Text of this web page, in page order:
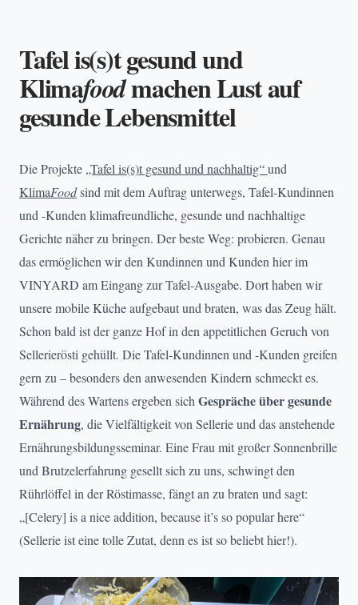
Tafel is(s)t gesund und
Klimafoodmachen Lust auf
gesunde Lebensmittel
Die Projekte„Tafel is(s)t gesund und nachhaltig“und
KlimaFoodsind mit dem Auftrag unterwegs, Tafel-Kundinnen
und -Kunden klimafreundliche, gesunde und nachhaltige
Gerichte näher zu bringen. Der beste Weg: probieren. Genau
das ermöglichen wir den Kundinnen und Kunden hier im
VINYARD am Eingang zur Tafel-Ausgabe. Dort haben wir
unsere mobile Küche aufgebaut und braten, was das Zeug hält.
Schon bald ist der ganze Hof in den appetitlichen Geruch von
Sellerierösti gehüllt. Die Tafel-Kundinnen und -Kunden greifen
gern zu – besonders den anwesenden Kindern schmeckt es.
Während des Wartens ergeben sichGespräche über gesunde
Ernährung, die Vielfältigkeit von Sellerie und das anstehende
Ernährungsbildungsseminar. Eine Frau mit großer Sonnenbrille
und Brutzelerfahrung gesellt sich zu uns, schwingt den
Rührlöffel in der Röstimasse, fängt an zu braten und sagt:
„[Celery] is a nice addition, because it’s so popular here“
(Sellerie ist eine tolle Zutat, denn es ist so beliebt hier!).